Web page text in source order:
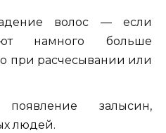
волос — если
намного больше
при расчесывании или
залысин,
людей.